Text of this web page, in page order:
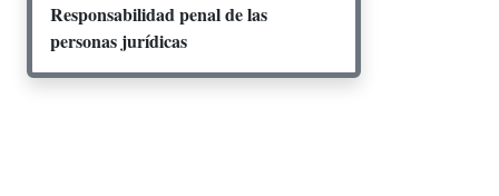
Responsabilidad penal de las
personas jurídicas